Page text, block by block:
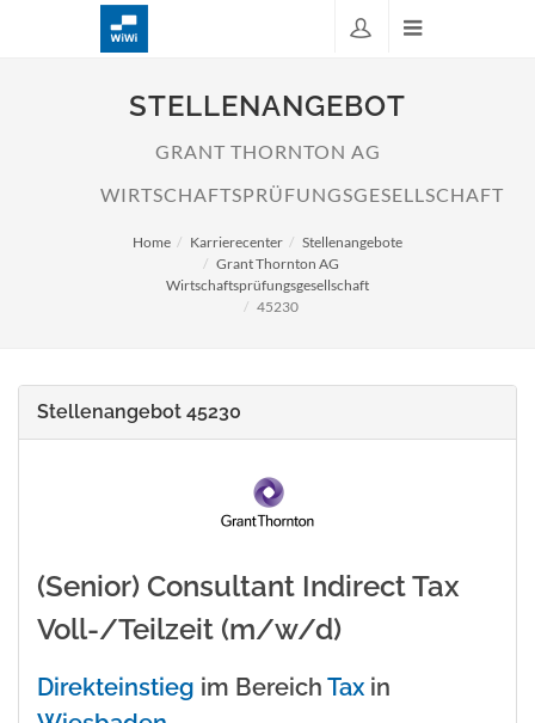
STELLENANGEBOT
GRANT THORNTON AG
WIRTSCHAFTSPRÜFUNGSGESELLSCHAFT
Home Karrierecenter
Stellenangebote
Grant Thornton AG
Wirtschaftsprüfungsgesellschaft
45230
Stellenangebot 45230
(Senior) Consultant Indirect Tax
Voll-/Teilzeit (m/w/d)
Direkteinstieg im Bereich Tax in